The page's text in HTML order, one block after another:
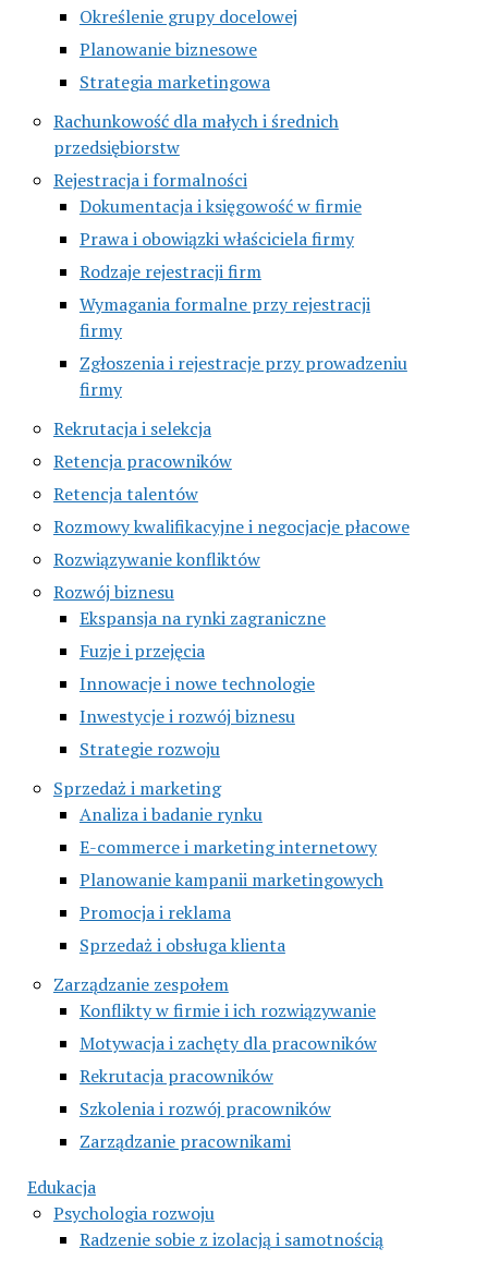
Określenie grupy docelowej
Planowanie biznesowe
Strategia marketingowa
Rachunkowość dla małych i średnich
przedsiębiorstw
Rejestracja i formalności
Dokumentacja i księgowość w firmie
Prawa i obowiązki właściciela firmy
Rodzaje rejestracji firm
Wymagania formalne przy rejestracji
firmy
Zgłoszenia i rejestracje przy prowadzeniu
firmy
Rekrutacja i selekcja
Retencja pracowników
Retencja talentów
Rozmowy kwalifikacyjne i negocjacje płacowe
Rozwiązywanie konfliktów
Rozwój biznesu
Ekspansja na rynki zagraniczne
Fuzje i przejęcia
Innowacje i nowe technologie
Inwestycje i rozwój biznesu
Strategie rozwoju
Sprzedaż i marketing
Analiza i badanie rynku
E-commerce i marketing internetowy
Planowanie kampanii marketingowych
Promocja i reklama
Sprzedaż i obsługa klienta
Zarządzanie zespołem
Konflikty w firmie i ich rozwiązywanie
Motywacja i zachęty dla pracowników
Rekrutacja pracowników
Szkolenia i rozwój pracowników
Zarządzanie pracownikami
Edukacja
Psychologia rozwoju
Radzenie sobie z izolacją i samotnością